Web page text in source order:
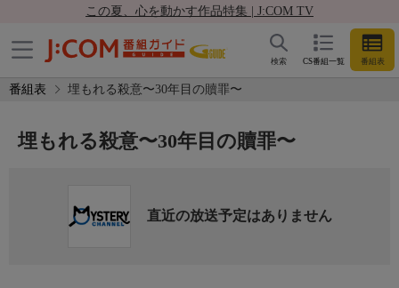
この夏、心を動かす作品特集 | J:COM TV
CS番組一覧 番組表
検索
番組表 埋もれる殺意〜30年目の贖罪〜
埋もれる殺意〜30年目の贖罪〜
直近の放送予定はありません